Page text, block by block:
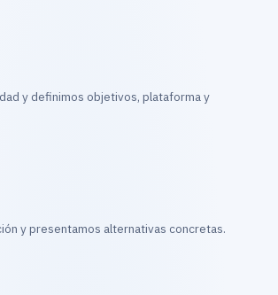
y definimos objetivos, plataforma y
y presentamos alternativas concretas.